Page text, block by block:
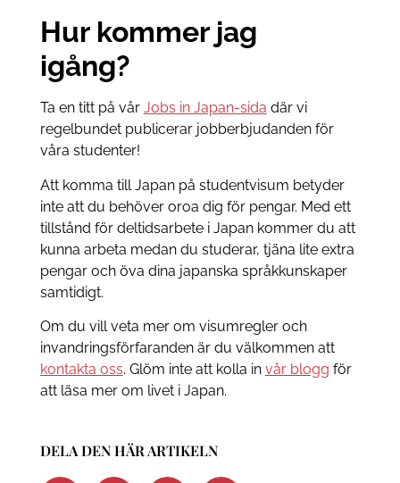
Hur kommer jag
igång?
Ta en titt på vår Jobs in Japan-sida där vi
regelbundet publicerar jobberbjudanden för
våra studenter!
Att komma till Japan på studentvisum betyder
inte att du behöver oroa dig för pengar. Med ett
tillstånd för deltidsarbete i Japan kommer du att
kunna arbeta medan du studerar, tjäna lite extra
pengar och öva dina japanska språkkunskaper
samtidigt.
Om du vill veta mer om visumregler och
invandringsförfaranden är du välkommen att
kontakta oss. Glöm inte att kolla in vår blogg för
att läsa mer om livet i Japan.
DELA DEN HÄR ARTIKELN